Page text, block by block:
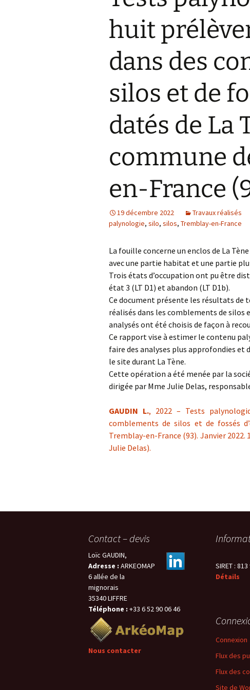
Équipement des
huit
dans des
silos et de
datés de La
commune
en-France
19 décembre 2022 Travaux réalisés
palynologie, silo, silos, Tremblay-en-France
La fouille concerne un enclos de La
avec une partie habitat et une partie
Trois états d’occupation ont pu être
état 3 (LT D1) et abandon (LT D1b).
Ce document présente les résultats de
réalisés dans les comblements de silos
analysés ont été choisis de façon à
Ce rapport vise à estimer le contenu
faire des analyses plus approfondies et
le site durant La Tène.
Cette opération a été menée par la
dirigée par Mme Julie Delas,
GAUDIN L., 2022 – Tests
comblements de silos et de fossés
Tremblay-en-France (93). Janvier 2022.
Julie Delas).
Contact – devis
Loïc GAUDIN,
Adresse : ARKEOMAP
6 allée de la
mignorais
35340 LIFFRE
Téléphone : +33 6 52 90 06 46
Nous contacter
SIRET :
Détails
Connexion
Flux des
Flux des
Site de